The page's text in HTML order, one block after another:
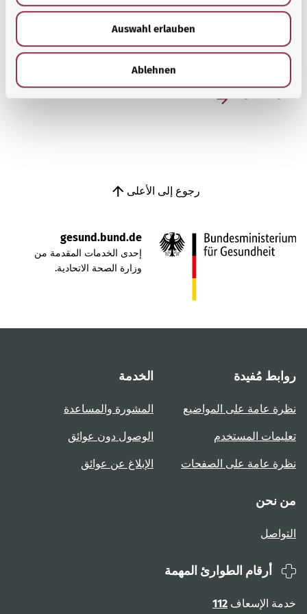
Auswahl erlauben
Ablehnen
مرض الكلى المزمن
عادةً ما يحدث مرض الكلى المزمن بين كبار السن. وغالبًا ما يمر
المرض دون ملاحظته، وذلك لأن تدهور وظائف الكلى لا يسبب في
رجوع إلى الأعلى
gesund.bund.de
إحدى الخدمات المقدمة من
وزارة الصحة الاتحادية.
روابط مُفيدة
نظرة عامة على المواضيع
تعليمات المستخدم
نظرة عامة على الصفحات
الخدمة
المشورة والمساعدة
الوصول دون عوائق
الإبلاغ عن عوائق
من نحن
التواصل
أرقام الطوارئ المهمة
خدمة الإسعاف 112